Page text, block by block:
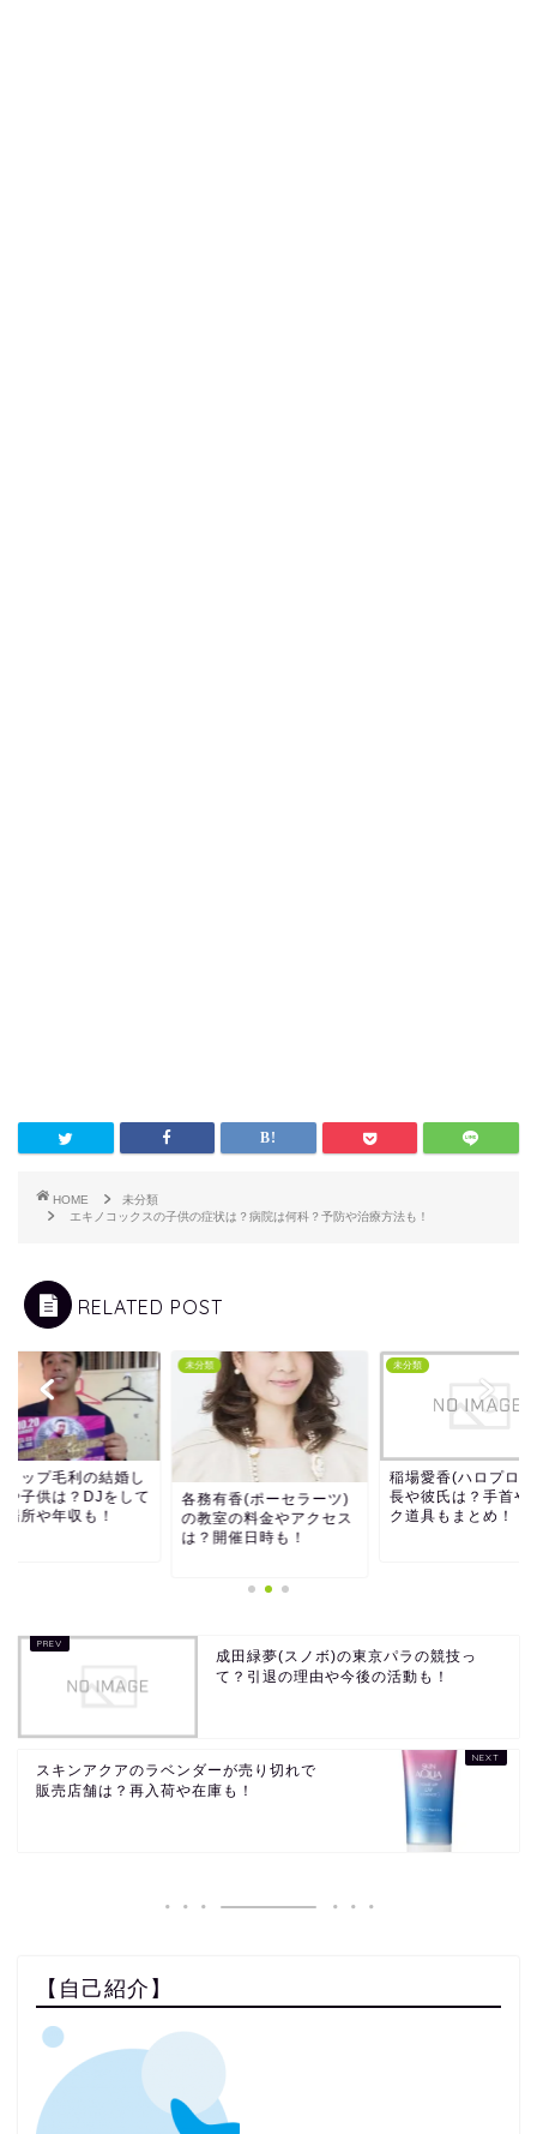
HOME
未分類
エキノコックスの子供の症状は？病院は何科？予防や治療方法も！
RELATED POST
ロップ毛利の結婚し
や子供は？DJをして
場所や年収も！
未分類
各務有香(ポーセラーツ)
の教室の料金やアクセス
は？開催日時も！
未分類
稲場愛香(ハロプロ)
長や彼氏は？手首や
ク道具もまとめ！
成田緑夢(スノボ)の東京パラの競技っ
て？引退の理由や今後の活動も！
スキンアクアのラベンダーが売り切れで
販売店舗は？再入荷や在庫も！
【自己紹介】